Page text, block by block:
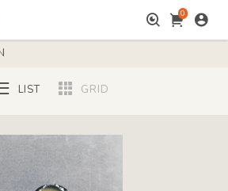
0
LIST GRID